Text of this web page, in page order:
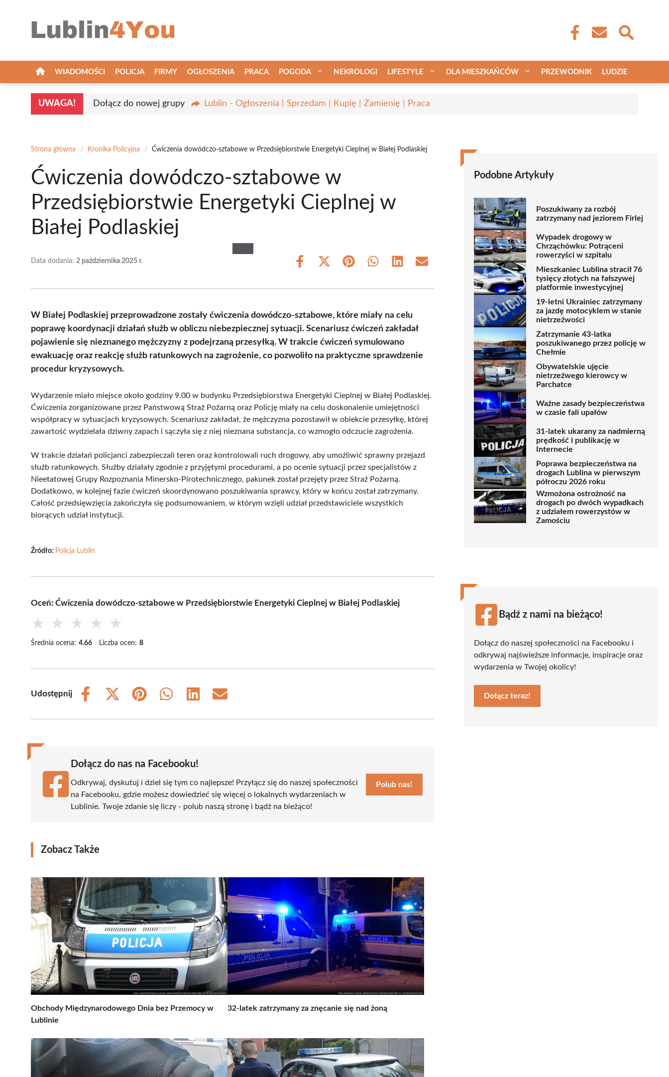
WIADOMOŚCI POLICJA FIRMY OGŁOSZENIA PRACA POGODA NEKROLOGI LIFESTYLE DLA MIESZKAŃCÓW PRZEWODNIK LUDZIE
UWAGA! Dołącz do nowej grupy Lublin - Ogłoszenia | Sprzedam | Kupię | Zamienię | Praca
Strona główna / Kronika Policyjna / Ćwiczenia dowódczo-sztabowe w Przedsiębiorstwie Energetyki Cieplnej w Białej Podlaskiej
Ćwiczenia dowódczo-sztabowe w
Przedsiębiorstwie Energetyki Cieplnej w
Białej Podlaskiej
Data dodania: 2 października 2025 r.
Share
Share
(Twitter)
Share Share Share Share
W Białej Podlaskiej przeprowadzone zostały ćwiczenia dowódczo-sztabowe, które miały na celu
poprawę koordynacji działań służb w obliczu niebezpiecznej sytuacji. Scenariusz ćwiczeń zakładał
pojawienie się nieznanego mężczyzny z podejrzaną przesyłką. W trakcie ćwiczeń symulowano
ewakuację oraz reakcję służb ratunkowych na zagrożenie, co pozwoliło na praktyczne sprawdzenie
procedur kryzysowych.
Wydarzenie miało miejsce około godziny 9.00 w budynku Przedsiębiorstwa Energetyki Cieplnej w Białej Podlaskiej.
Ćwiczenia zorganizowane przez Państwową Straż Pożarną oraz Policję miały na celu doskonalenie umiejętności
współpracy w sytuacjach kryzysowych. Scenariusz zakładał, że mężczyzna pozostawił w obiekcie przesyłkę, której
zawartość wydzielała dziwny zapach i sączyła się z niej nieznana substancja, co wzmogło odczucie zagrożenia.
W trakcie działań policjanci zabezpieczali teren oraz kontrolowali ruch drogowy, aby umożliwić sprawny przejazd
służb ratunkowych. Służby działały zgodnie z przyjętymi procedurami, a po ocenie sytuacji przez specjalistów z
Nieetatowej Grupy Rozpoznania Minersko-Pirotechnicznego, pakunek został przejęty przez Straż Pożarną.
Dodatkowo, w kolejnej fazie ćwiczeń skoordynowano poszukiwania sprawcy, który w końcu został zatrzymany.
Całość przedsięwzięcia zakończyła się podsumowaniem, w którym wzięli udział przedstawiciele wszystkich
biorących udział instytucji.
Źródło: Policja Lublin
Oceń: Ćwiczenia dowódczo-sztabowe w Przedsiębiorstwie Energetyki Cieplnej w Białej Podlaskiej
★ ★ ★ ★ ★
Średnia ocena: 4.66 Liczba ocen: 8
Udostępnij
Share
Share
(Twitter)
Share
Share
Share
Share
Dołącz do nas na Facebooku!
Odkrywaj, dyskutuj i dziel się tym co najlepsze! Przyłącz się do naszej społeczności
na Facebooku, gdzie możesz dowiedzieć się więcej o lokalnych wydarzeniach w
Lublinie. Twoje zdanie się liczy - polub naszą stronę i bądź na bieżąco!
Polub nas!
Zobacz Także
Obchody Międzynarodowego Dnia bez Przemocy w
Lublinie
32-latek zatrzymany za znęcanie się nad żoną
Podobne Artykuły
Poszukiwany za rozbój
zatrzymany nad jeziorem Firlej
Wypadek drogowy w
Chrząchówku: Potrąceni
rowerzyści w szpitalu
Mieszkaniec Lublina stracił 76
tysięcy złotych na fałszywej
platformie inwestycyjnej
19-letni Ukrainiec zatrzymany
za jazdę motocyklem w stanie
nietrzeźwości
Zatrzymanie 43-latka
poszukiwanego przez policję w
Chełmie
Obywatelskie ujęcie
nietrzeźwego kierowcy w
Parchatce
Ważne zasady bezpieczeństwa
w czasie fali upałów
31-latek ukarany za nadmierną
prędkość i publikację w
Internecie
Poprawa bezpieczeństwa na
drogach Lublina w pierwszym
półroczu 2026 roku
Wzmożona ostrożność na
drogach po dwóch wypadkach
z udziałem rowerzystów w
Zamościu
Bądź z nami na bieżąco!
Dołącz do naszej społeczności na Facebooku i
odkrywaj najświeższe informacje, inspiracje oraz
wydarzenia w Twojej okolicy!
Dołącz teraz!